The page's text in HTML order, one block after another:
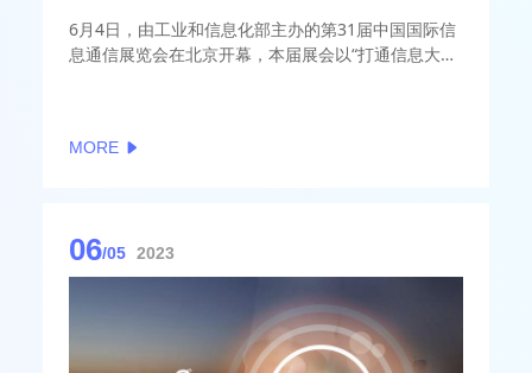
6月4日，由工业和信息化部主办的第31届中国国际信
息通信展览会在北京开幕，本届展会以“打通信息大动
壮龙出席开幕论坛并致辞。部党组成员、副部长张云
MORE
06/05 2023